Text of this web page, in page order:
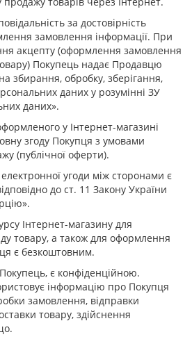
за достовірність
замовлення інформації. При
акцепту (оформлення замовлення
Покупець надає Продавцю
збирання, обробку, зберігання,
даних у розумінні ЗУ
даних».
у Інтернет-магазині
згоду Покупця з умовами
(публічної оферти).
угоди між сторонами є
до ст. 11 Закону України
Інтернет-магазину для
товару, а також для оформлення
є безкоштовним.
є конфіденційною.
інформацію про Покупця
замовлення, відправки
товару, здійснення